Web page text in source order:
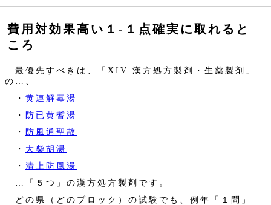
費用対効果高い１‐１点確実に取れると
ころ
最優先すべきは、「XIV 漢方処方製剤・生薬製剤」
の…、
・ 黄連解毒湯
・ 防已黄耆湯
・ 防風通聖散
・ 大柴胡湯
・ 清上防風湯
…「５つ」の漢方処方製剤です。
どの県（どのブロック）の試験でも、例年「１問」